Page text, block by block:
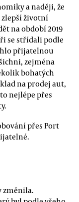
a naději, že
životní
na období 2019
se střídali podle
přijatelnou
zejména
bohatých
na prodej aut,
nejlépe přes
přes Port
změnila.